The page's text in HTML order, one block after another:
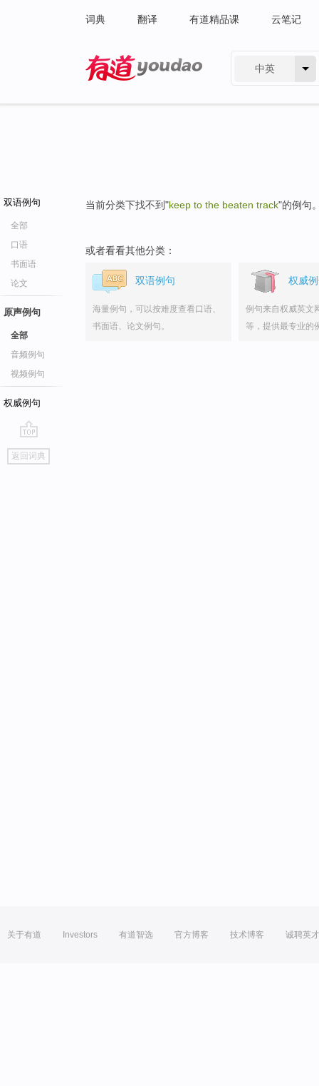
词典 翻译 有道精品课 云笔记
中英
双语例句
全部
口语
书面语
论文
原声例句
全部
音频例句
视频例句
权威例句
go
top
返回词典
当前分类下找不到"keep to the beaten track"的例句
或者看看其他分类：
双语例句
海量例句，可以按难度查看口语、
书面语、论文例句。
权威
例句来自权威英文
等，提供最专业的
关于有道 Investors 有道智选 官方博客 技术博客 诚聘英才